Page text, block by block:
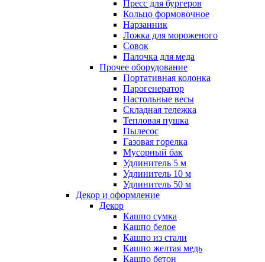
Пресс для бургеров
Кольцо формовочное
Нарзанник
Ложка для мороженого
Совок
Палочка для меда
Прочее оборудование
Портативная колонка
Парогенератор
Настольные весы
Складная тележка
Тепловая пушка
Пылесос
Газовая горелка
Мусорный бак
Удлинитель 5 м
Удлинитель 10 м
Удлинитель 50 м
Декор и оформление
Декор
Кашпо сумка
Кашпо белое
Кашпо из стали
Кашпо желтая медь
Кашпо бетон